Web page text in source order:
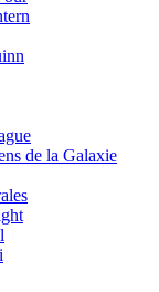
de la Galaxie